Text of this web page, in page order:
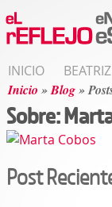
INICIO
Inicio »Blog»
Sobre:
Post